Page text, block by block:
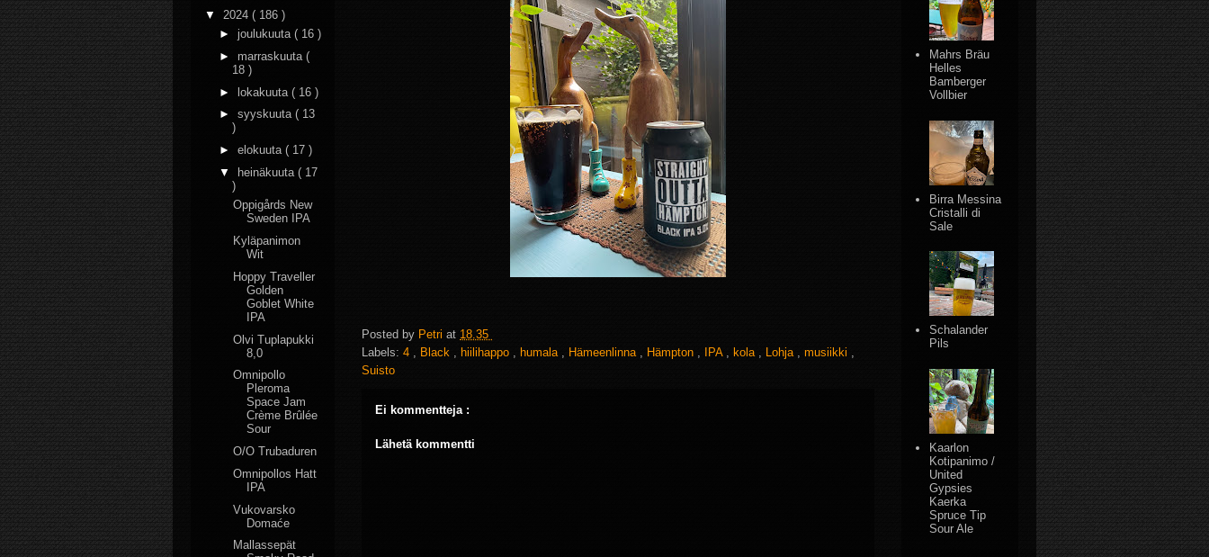
Posted by Petri at 18.35
Labels: 4 , Black , hiilihappo , humala , Hämeenlinna , Hämpton , IPA , kola , Lohja , musiikki ,
Suisto
Ei kommentteja :
Lähetä kommentti
▼ 2024 ( 186 )
► joulukuuta ( 16 )
► marraskuuta (
18 )
► lokakuuta ( 16 )
► syyskuuta ( 13
)
► elokuuta ( 17 )
▼
heinäkuuta ( 17
)
Oppigårds New
Sweden IPA
Kyläpanimon
Wit
Hoppy Traveller
Golden
Goblet White
IPA
Olvi Tuplapukki
8,0
Omnipollo
Pleroma
Space Jam
Crème Brûlée
Sour
O/O Trubaduren
Omnipollos Hatt
IPA
Vukovarsko
Domaće
Mallassepät
Mahrs Bräu
Helles
Bamberger
Vollbier
Birra Messina
Cristalli di
Sale
Schalander
Pils
Kaarlon
Kotipanimo /
United
Gypsies
Kaerka
Spruce Tip
Sour Ale